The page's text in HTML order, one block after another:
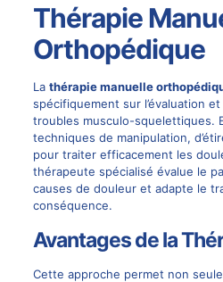
Thérapie
Orthopédique
La thérapie manuelle
spécifiquement sur l’évaluation
troubles musculo-squelettiques.
techniques de manipulation,
pour traiter efficacement les
thérapeute spécialisé évalue le
causes de douleur et adapte le
conséquence.
Avantages de la
Cette approche permet non